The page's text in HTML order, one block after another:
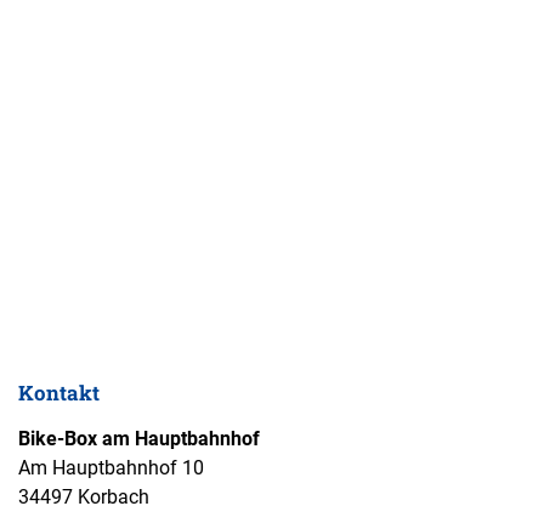
Kontakt
Bike-Box am Hauptbahnhof
Am Hauptbahnhof 10
34497 Korbach